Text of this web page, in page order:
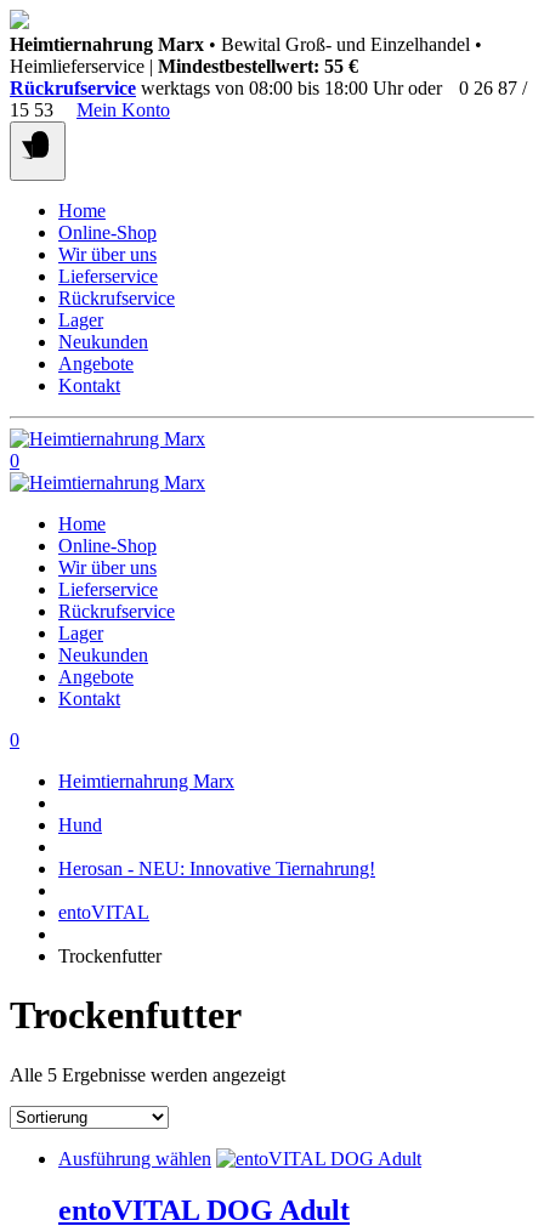
Springen
Sie
zum
Inhalt
Heimtiernahrung Marx • Bewital Groß- und Einzelhandel •
Heimlieferservice | Mindestbestellwert: 55 €
Rückrufservice werktags von 08:00 bis 18:00 Uhr oder
0 26 87 /
15 53
Mein Konto
Home
Online-Shop
Wir über uns
Lieferservice
Rückrufservice
Lager
Neukunden
Angebote
Kontakt
0
Home
Online-Shop
Wir über uns
Lieferservice
Rückrufservice
Lager
Neukunden
Angebote
Kontakt
0
Heimtiernahrung Marx
Hund
Herosan - NEU: Innovative Tiernahrung!
entoVITAL
Trockenfutter
Trockenfutter
Alle 5 Ergebnisse werden angezeigt
Ausführung wählen Dieses
weist
entoVITAL DOG Adult